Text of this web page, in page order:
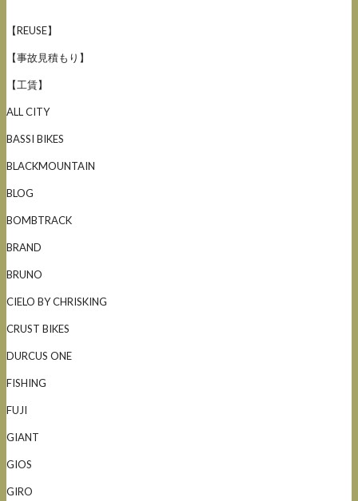
【REUSE】
【事故見積もり】
【工賃】
ALL CITY
BASSI BIKES
BLACKMOUNTAIN
BLOG
BOMBTRACK
BRAND
BRUNO
CIELO BY CHRISKING
CRUST BIKES
DURCUS ONE
FISHING
FUJI
GIANT
GIOS
GIRO